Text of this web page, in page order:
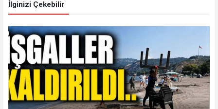
İlginizi Çekebilir